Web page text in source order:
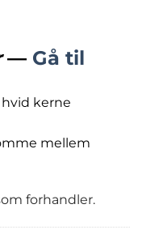
— Gå til
kerne
mellem
forhandler.